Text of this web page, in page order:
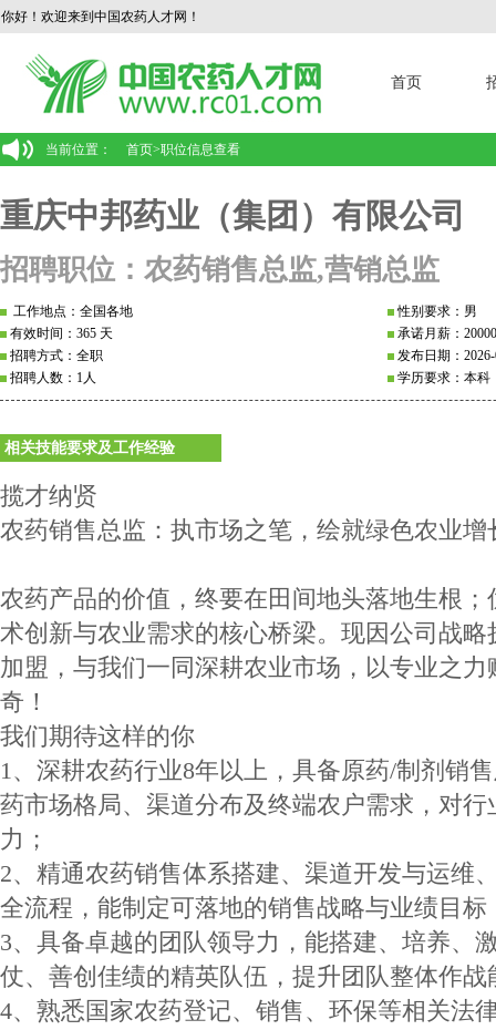
你好！欢迎来到中国农药人才网！
首页
当前位置： 首页>职位信息查看
重庆中邦药业（集团）有限公司
招聘职位：农药销售总监,营销总监
工作地点：全国各地
有效时间：365 天
招聘方式：全职
招聘人数：1人
性别要求：男
承诺月薪：
发布日期：
学历要求：本科
相关技能要求及工作经验
揽才纳贤
农药销售总监：执市场之笔，绘就绿色农业增
农药产品的价值，终要在田间地头落地生根
术创新与农业需求的核心桥梁。现因公司战
加盟，与我们一同深耕农业市场，以专业之
奇！
我们期待这样的你
1、深耕农药行业8年以上，具备原药/制剂销
药市场格局、渠道分布及终端农户需求，对
力；
2、精通农药销售体系搭建、渠道开发与运维
全流程，能制定可落地的销售战略与业绩目
3、具备卓越的团队领导力，能搭建、培养、
仗、善创佳绩的精英队伍，提升团队整体作战
4、熟悉国家农药登记、销售、环保等相关法